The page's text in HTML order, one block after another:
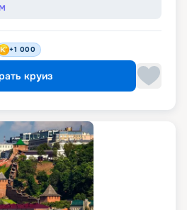
+1 000
круиз